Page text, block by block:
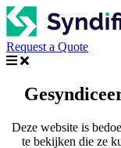
Request a Quote
Deze website is
te bekijken die ze